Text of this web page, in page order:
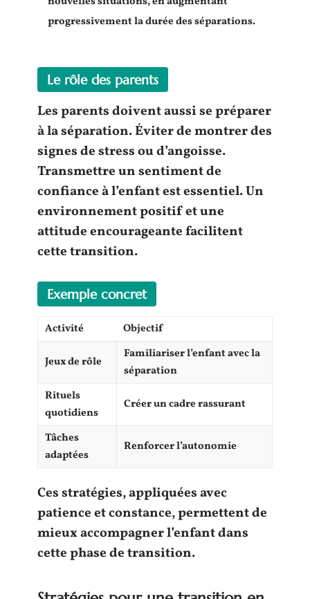
progressivement la durée des séparations.
Le rôle des parents
Lesparentsdoivent aussi se préparer
à la séparation. Éviter de montrer des
signes de stress ou d’angoisse.
Transmettre un sentiment de
confiance à l’enfantest essentiel. Un
environnement positifet une
attitude encourageante facilitent
cette transition.
Exemple concret
Activité Objectif
Jeux de rôle
Familiariser l’enfantavec la
séparation
Rituels
quotidiens
Créer un cadre rassurant
Tâches
adaptées
Renforcer l’autonomie
Ces stratégies, appliquées avec
patience et constance, permettent de
mieux accompagner l’enfantdans
cette phase de transition.